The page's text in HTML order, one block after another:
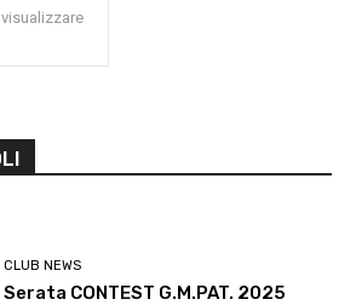
CLUB NEWS
Serata CONTEST G.M.PAT. 2025